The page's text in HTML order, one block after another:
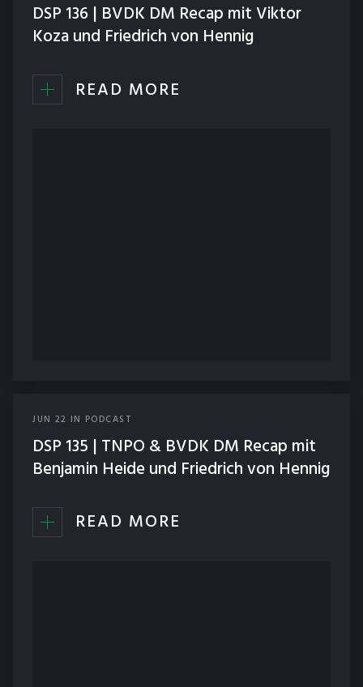
DSP 136 | BVDK DM Recap mit Viktor
Koza und Friedrich von Hennig
READ MORE
JUN 22 IN PODCAST
DSP 135 | TNPO & BVDK DM Recap mit
Benjamin Heide und Friedrich von Hennig
READ MORE